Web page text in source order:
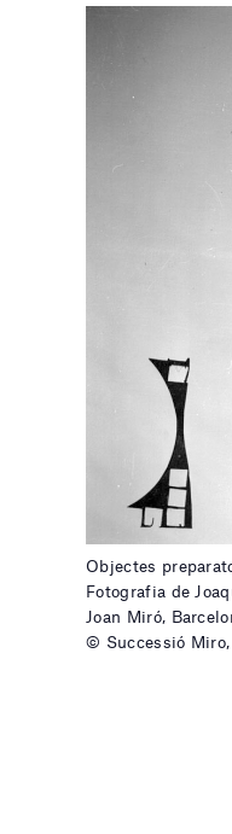
Objectes
Fotografia de
Joan Miró,
© Successió